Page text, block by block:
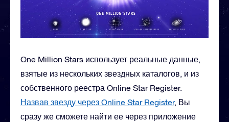
One Million Stars использует реальные данные,
взятые из нескольких звездных каталогов, и из
собственного реестра Online Star Register.
Назвав звезду через Online Star Register, Вы
сразу же сможете найти ее через приложение